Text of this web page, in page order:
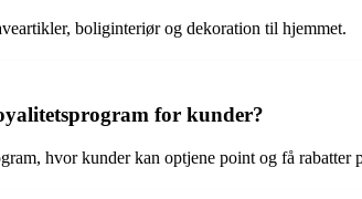
boliginteriør og dekoration til hjemmet.
for kunder?
hvor kunder kan optjene point og få rabatter